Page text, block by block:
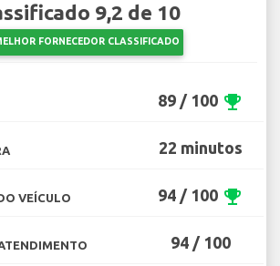
9,2 de 10
FORNECEDOR CLASSIFICADO
89 / 100 emoji_events
22 minutos
VEÍCULO 94 / 100 emoji_events
94 / 100